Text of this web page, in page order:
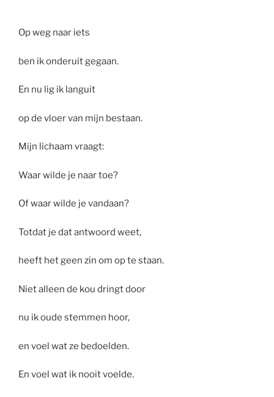
Op weg naar iets
ben ik onderuit gegaan.
En nu lig ik languit
op de vloer van mijn bestaan.
Mijn lichaam vraagt:
Waar wilde je naar toe?
Of waar wilde je vandaan?
Totdat je dat antwoord weet,
heeft het geen zin om op te staan.
Niet alleen de kou dringt door
nu ik oude stemmen hoor,
en voel wat ze bedoelden.
En voel wat ik nooit voelde.